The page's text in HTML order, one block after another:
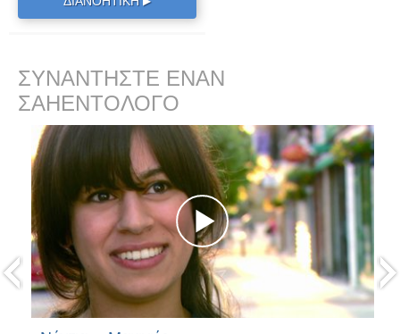
ΣΥΝΑΝΤΗΣΤΕ ΕΝΑΝ
ΣΑΗΕΝΤΟΛΟΓΟ
prev